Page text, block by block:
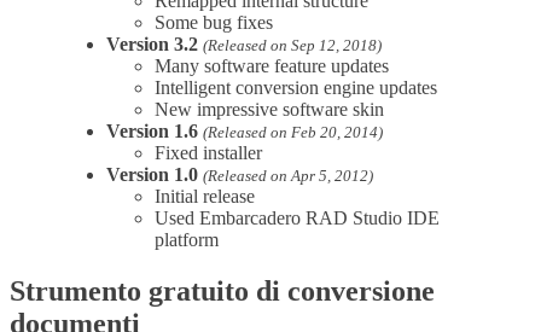
Some bug fixes
Version 3.2 (Released on Sep 12, 2018)
Many software feature updates
Intelligent conversion engine updates
New impressive software skin
Version 1.6 (Released on Feb 20, 2014)
Fixed installer
Version 1.0 (Released on Apr 5, 2012)
Initial release
Used Embarcadero RAD Studio IDE
platform
Strumento gratuito di conversione
documenti